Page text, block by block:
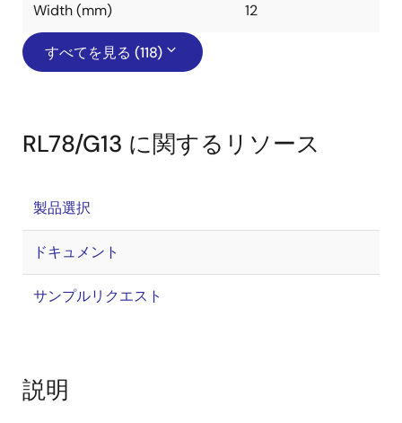
Width (mm) 12
すべてを見る (118)
RL78/G13 に関するリソース
製品選択
ドキュメント
サンプルリクエスト
説明